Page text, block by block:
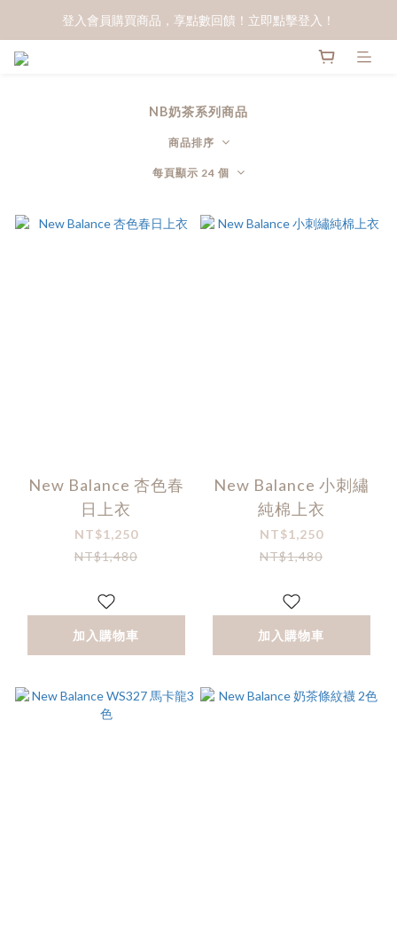
登入會員購買商品，享點數回饋！立即點擊登入！
NB奶茶系列商品
商品排序
每頁顯示 24 個
New Balance 杏色春
日上衣
NT$1,250
NT$1,480
加入購物車
New Balance 小刺繡
純棉上衣
NT$1,250
NT$1,480
加入購物車